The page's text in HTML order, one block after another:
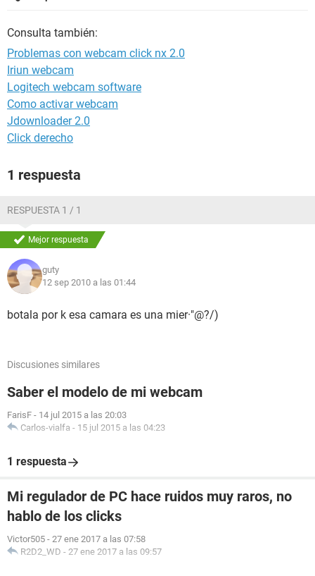
Consulta también:
Problemas con webcam click nx 2.0
Iriun webcam
Logitech webcam software
Como activar webcam
Jdownloader 2.0
Click derecho
1 respuesta
RESPUESTA 1 / 1
Mejor respuesta
guty
12 sep 2010 a las 01:44
botala por k esa camara es una mier·"@?/)
Discusiones similares
Saber el modelo de mi webcam
FarisF - 14 jul 2015 a las 20:03
Carlos-vialfa - 15 jul 2015 a las 04:23
1 respuesta
Mi regulador de PC hace ruidos muy raros, no
hablo de los clicks
Victor505 - 27 ene 2017 a las 07:58
R2D2_WD - 27 ene 2017 a las 09:57